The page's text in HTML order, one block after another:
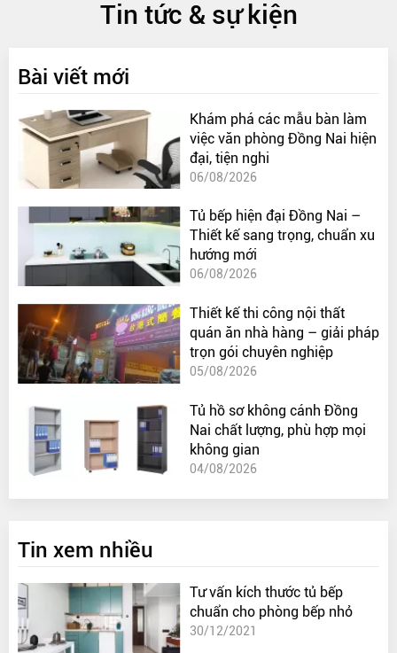
Tin tức & sự kiện
Bài viết mới
Khám phá các mẫu bàn làm
việc văn phòng Đồng Nai hiện
đại, tiện nghi
06/08/2026
Tủ bếp hiện đại Đồng Nai –
Thiết kế sang trọng, chuẩn xu
hướng mới
06/08/2026
Thiết kế thi công nội thất
quán ăn nhà hàng – giải pháp
trọn gói chuyên nghiệp
05/08/2026
Tủ hồ sơ không cánh Đồng
Nai chất lượng, phù hợp mọi
không gian
04/08/2026
Tin xem nhiều
Tư vấn kích thước tủ bếp
chuẩn cho phòng bếp nhỏ
30/12/2021